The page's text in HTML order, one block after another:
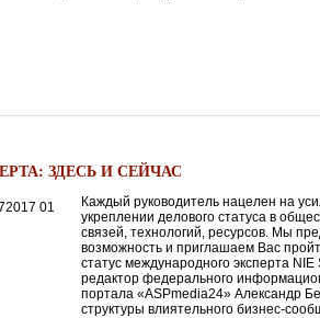
ЗДЕСЬ И СЕЙЧАС
Каждый руководитель нацелен на
укреплении делового статуса в
связей, технологий, ресурсов. Мы
возможность и приглашаем Вас
статус международного эксперта
редактор федерального
портала «ASPmedia24» Александр
структуры влиятельного бизнес-